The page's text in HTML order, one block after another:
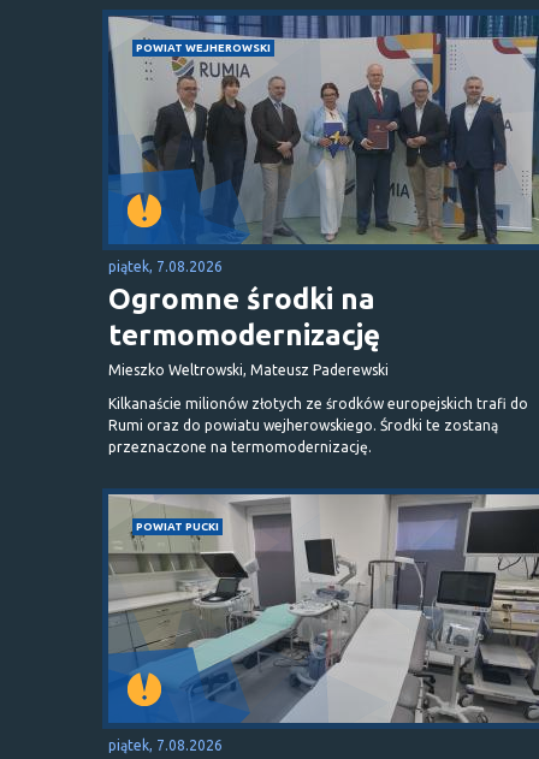
POWIAT WEJHEROWSKI
piątek, 7.08.2026
Ogromne środki na
termomodernizację
Mieszko Weltrowski, Mateusz Paderewski
Kilkanaście milionów złotych ze środków europejskich trafi do
Rumi oraz do powiatu wejherowskiego. Środki te zostaną
przeznaczone na termomodernizację.
POWIAT PUCKI
piątek, 7.08.2026